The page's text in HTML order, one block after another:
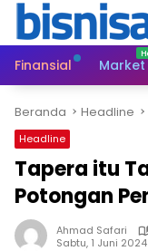
Finansial Market
Beranda Headline
Headline
Tapera itu
Potongan
Ahmad Safari
Sabtu, 1 Juni 2024